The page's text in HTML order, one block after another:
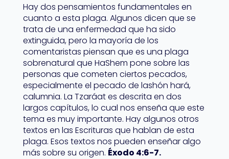
Hay dos pensamientos fundamentales en
cuanto a esta plaga. Algunos dicen que se
trata de una enfermedad que ha sido
extinguida, pero la mayoría de los
comentaristas piensan que es una plaga
sobrenatural que HaShem pone sobre las
personas que cometen ciertos pecados,
especialmente el pecado de lashón hará,
calumnia. La Tzaráat es descrita en dos
largos capítulos, lo cual nos enseña que este
tema es muy importante. Hay algunos otros
textos en las Escrituras que hablan de esta
plaga. Esos textos nos pueden enseñar algo
más sobre su origen. Éxodo 4:6-7.